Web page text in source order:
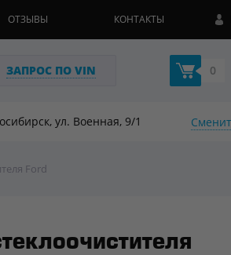
ОТЗЫВЫ КОНТАКТЫ
ЗАПРОС ПО VIN 0
ул. Военная, 9/1
Ford